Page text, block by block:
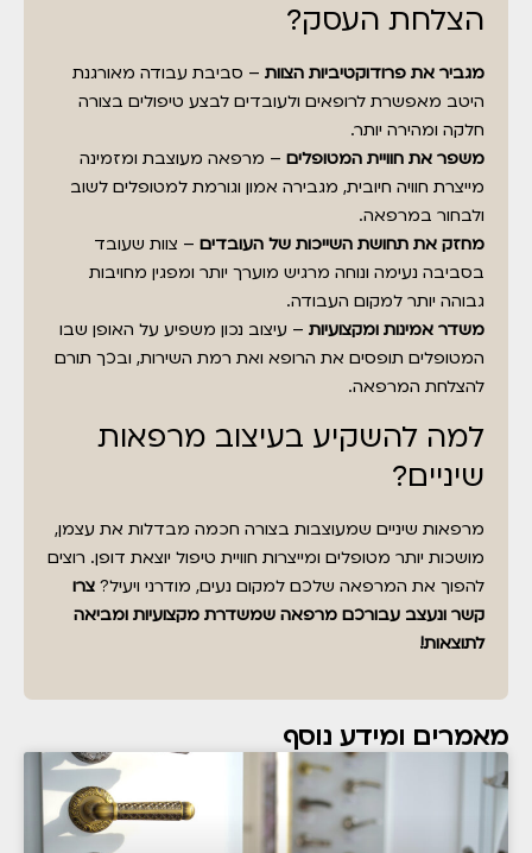
הצלחת העסק?
מגביר את פרודוקטיביות הצוות – סביבת עבודה מאורגנת
היטב מאפשרת לרופאים ולעובדים לבצע טיפולים בצורה
חלקה ומהירה יותר.
משפר את חוויית המטופלים – מרפאה מעוצבת ומזמינה
מייצרת חוויה חיובית, מגבירה אמון וגורמת למטופלים לשוב
ולבחור במרפאה.
מחזק את תחושת השייכות של העובדים – צוות שעובד
בסביבה נעימה ונוחה מרגיש מוערך יותר ומפגין מחויבות
גבוהה יותר למקום העבודה.
משדר אמינות ומקצועיות – עיצוב נכון משפיע על האופן שבו
המטופלים תופסים את הרופא ואת רמת השירות, ובכך תורם
להצלחת המרפאה.
למה להשקיע בעיצוב מרפאות
שיניים?
מרפאות שיניים שמעוצבות בצורה חכמה מבדלות את עצמן,
מושכות יותר מטופלים ומייצרות חוויית טיפול יוצאת דופן. רוצים
להפוך את המרפאה שלכם למקום נעים, מודרני ויעיל? צרו
קשר ונעצב עבורכם מרפאה שמשדרת מקצועיות ומביאה
לתוצאות!
מאמרים ומידע נוסף